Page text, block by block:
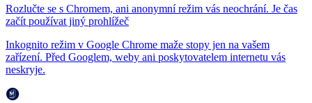
Rozlučte se s Chromem, ani anonymní režim vás neochrání. Je čas
začít používat jiný prohlížeč
Inkognito režim v Google Chrome maže stopy jen na vašem
zařízení. Před Googlem, weby ani poskytovatelem internetu vás
neskryje.